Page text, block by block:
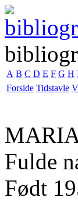
A B C D E F G H
Forside Tidstavle
Fulde
Født